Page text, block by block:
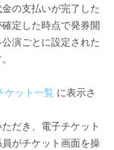
の支払いが完了した
定した時点で発券開
演ごとに設定された
ケット一覧 に表示さ
だき、電子チケット
がチケット画面を操